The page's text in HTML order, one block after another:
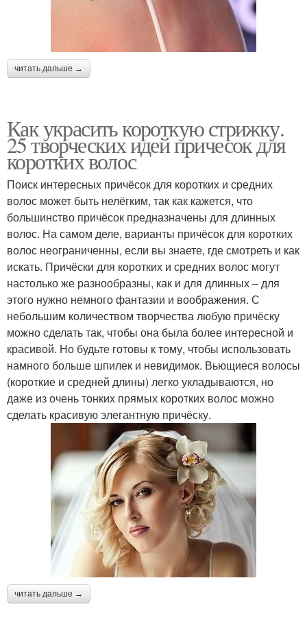
читать дальше →
Как украсить короткую стрижку.
25 творческих идей причесок для
коротких волос
Поиск интересных причёсок для коротких и средних
волос может быть нелёгким, так как кажется, что
большинство причёсок предназначены для длинных
волос. На самом деле, варианты причёсок для коротких
волос неограниченны, если вы знаете, где смотреть и как
искать. Причёски для коротких и средних волос могут
настолько же разнообразны, как и для длинных – для
этого нужно немного фантазии и воображения. С
небольшим количеством творчества любую причёску
можно сделать так, чтобы она была более интересной и
красивой. Но будьте готовы к тому, чтобы использовать
намного больше шпилек и невидимок. Вьющиеся волосы
(короткие и средней длины) легко укладываются, но
даже из очень тонких прямых коротких волос можно
сделать красивую элегантную причёску.
читать дальше →